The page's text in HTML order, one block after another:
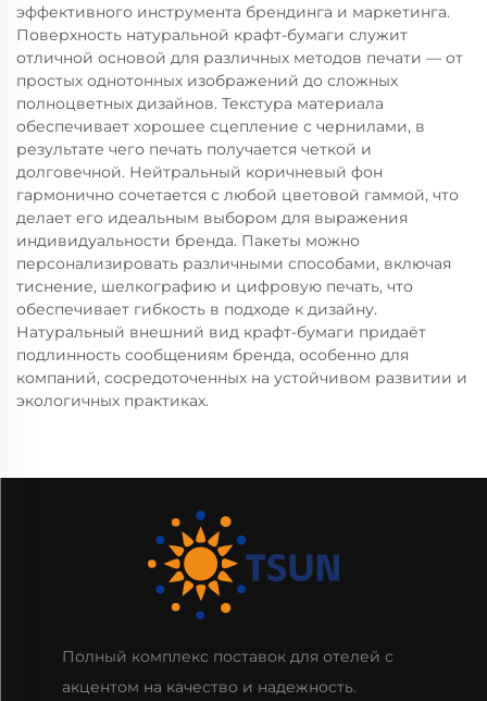
эффективного инструмента брендинга и маркетинга.
Поверхность натуральной крафт-бумаги служит
отличной основой для различных методов печати — от
простых однотонных изображений до сложных
полноцветных дизайнов. Текстура материала
обеспечивает хорошее сцепление с чернилами, в
результате чего печать получается четкой и
долговечной. Нейтральный коричневый фон
гармонично сочетается с любой цветовой гаммой, что
делает его идеальным выбором для выражения
индивидуальности бренда. Пакеты можно
персонализировать различными способами, включая
тиснение, шелкографию и цифровую печать, что
обеспечивает гибкость в подходе к дизайну.
Натуральный внешний вид крафт-бумаги придаёт
подлинность сообщениям бренда, особенно для
компаний, сосредоточенных на устойчивом развитии и
экологичных практиках.
Полный комплекс поставок для отелей с
акцентом на качество и надежность.